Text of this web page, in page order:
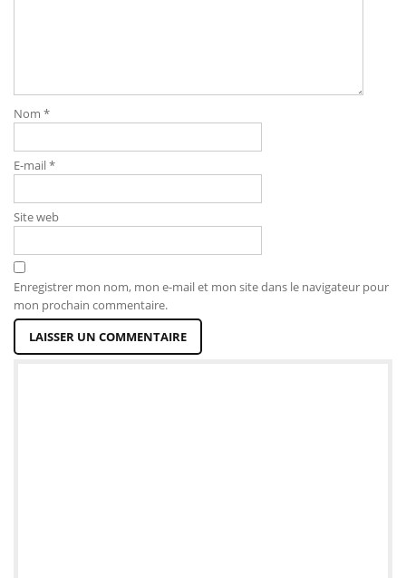
Nom *
E-mail*
Site web
Enregistrer mon nom, mon e-mail et mon site dans le navigateur pour
mon prochain commentaire.